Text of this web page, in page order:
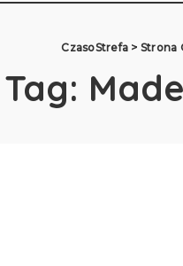
CzasoStrefa > Strona
Tag: